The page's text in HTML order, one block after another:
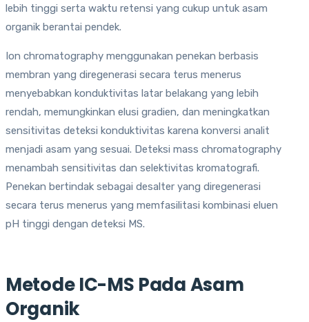
lebih tinggi serta waktu retensi yang cukup untuk asam
organik berantai pendek.
Ion chromatography menggunakan penekan berbasis
membran yang diregenerasi secara terus menerus
menyebabkan konduktivitas latar belakang yang lebih
rendah, memungkinkan elusi gradien, dan meningkatkan
sensitivitas deteksi konduktivitas karena konversi analit
menjadi asam yang sesuai. Deteksi mass chromatography
menambah sensitivitas dan selektivitas kromatografi.
Penekan bertindak sebagai desalter yang diregenerasi
secara terus menerus yang memfasilitasi kombinasi eluen
pH tinggi dengan deteksi MS.
Metode IC-MS Pada Asam
Organik